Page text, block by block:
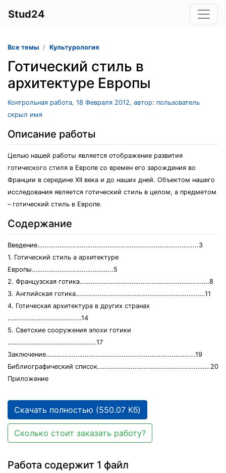
Stud24
Все темы Культурология
Готический стиль в
архитектуре Европы
Контрольная работа, 18 Февраля 2012, автор: пользователь
скрыл имя
Описание работы
Целью нашей работы является отображение развития
готического стиля в Европе со времен его зарождения во
Франции в середине XII века и до наших дней. Объектом нашего
исследования является готический стиль в целом, а предметом
– готический стиль в Европе.
Содержание
Введение…………………………………………………………………………...3
1. Готический стиль а архитектуре
Европы……………………………………..5
2. Французская готика…………………………………………………………….8
3. Английская готика…………………………………………………………….11
4. Готическая архитектура в других странах
………………………………….14
5. Светские сооружения эпохи готики
………………………………………...17
Заключение………………………………………………………………………19
Библиографический список.……………………………………………………20
Приложение
Скачать полностью (550.07 Кб)
Сколько стоит заказать работу?
Работа содержит 1 файл